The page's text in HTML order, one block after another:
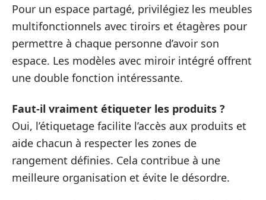
Pour un espace partagé, privilégiez les meubles
multifonctionnels avec tiroirs et étagères pour
permettre à chaque personne d’avoir son
espace. Les modèles avec miroir intégré offrent
une double fonction intéressante.
Faut-il vraiment étiqueter les produits ?
Oui, l’étiquetage facilite l’accès aux produits et
aide chacun à respecter les zones de
rangement définies. Cela contribue à une
meilleure organisation et évite le désordre.